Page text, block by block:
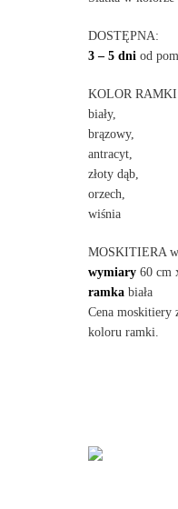
DOSTĘPNA:
3 – 5 dniod
KOLOR
biały,
brązowy,
antracyt,
złoty dąb,
orzech,
wiśnia
MOSKITIERA
wymiary60 cm
ramkabiała
Cena moskitiery
koloru ramki.